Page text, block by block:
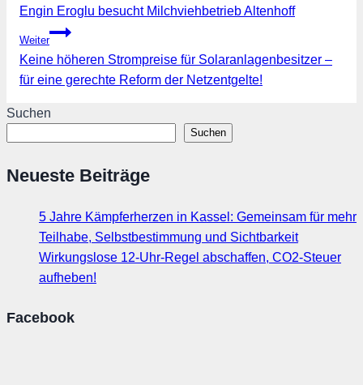
Engin Eroglu besucht Milchviehbetrieb Altenhoff
Weiter
Keine höheren Strompreise für Solaranlagenbesitzer –
für eine gerechte Reform der Netzentgelte!
Suchen
Suchen
Neueste Beiträge
5 Jahre Kämpferherzen in Kassel: Gemeinsam für mehr
Teilhabe, Selbstbestimmung und Sichtbarkeit
Wirkungslose 12-Uhr-Regel abschaffen, CO2-Steuer
aufheben!
Facebook